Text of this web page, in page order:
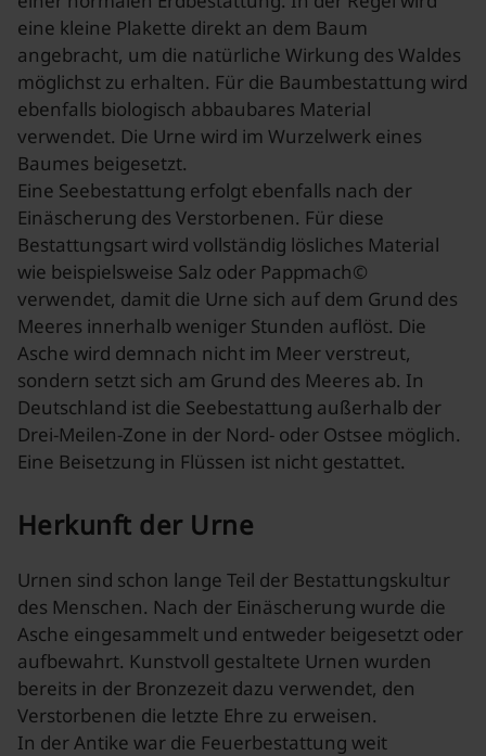
eine kleine Plakette direkt an dem Baum
angebracht, um die natürliche Wirkung des Waldes
möglichst zu erhalten. Für die Baumbestattung wird
ebenfalls biologisch abbaubares Material
verwendet. Die Urne wird im Wurzelwerk eines
Baumes beigesetzt.
Eine Seebestattung erfolgt ebenfalls nach der
Einäscherung des Verstorbenen. Für diese
Bestattungsart wird vollständig lösliches Material
wie beispielsweise Salz oder Pappmach©
verwendet, damit die Urne sich auf dem Grund des
Meeres innerhalb weniger Stunden auflöst. Die
Asche wird demnach nicht im Meer verstreut,
sondern setzt sich am Grund des Meeres ab. In
Deutschland ist die Seebestattung außerhalb der
Drei-Meilen-Zone in der Nord- oder Ostsee möglich.
Eine Beisetzung in Flüssen ist nicht gestattet.
Herkunft der Urne
Urnen sind schon lange Teil der Bestattungskultur
des Menschen. Nach der Einäscherung wurde die
Asche eingesammelt und entweder beigesetzt oder
aufbewahrt. Kunstvoll gestaltete Urnen wurden
bereits in der Bronzezeit dazu verwendet, den
Verstorbenen die letzte Ehre zu erweisen.
In der Antike war die Feuerbestattung weit